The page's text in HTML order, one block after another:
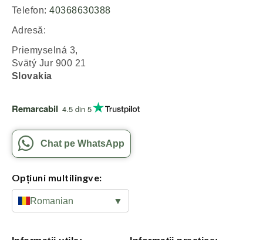
Telefon:40368630388
Adresă:
Priemyselná 3,
Svätý Jur 900 21
Slovakia
Remarcabil 4.5 din 5
Chat pe WhatsApp
Opțiuni multilingve:
Romanian ▼